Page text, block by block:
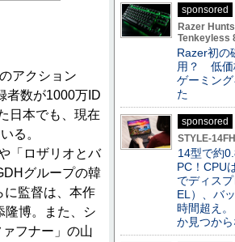
アクション
者数が1000万ID
日本でも、現在
る。
「ロザリオとバ
グループの韓
に監督は、本作
隆博。また、シ
フナー」の山
sponsored
Razer
Tenkeyless
Razer初の
用？ 低価
ゲーミン
た
sponsored
STYLE-
14型で約
PC！CPU
でディス
EL）、バ
時間超え
か見つから